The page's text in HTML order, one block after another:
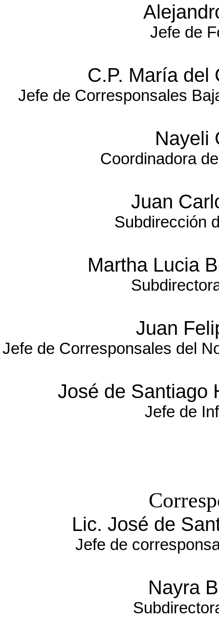
Jefe de
C.P. María del
Jefe de Corresponsales
Nayeli
Coordinadora
Juan
Subdirección
Martha Lucia
Juan
Jefe de Corresponsales del
José de Santiago
Jefe de
Lic. José de
Jefe de
Nayra